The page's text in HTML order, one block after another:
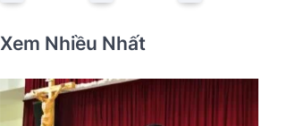
Xem Nhiều Nhất